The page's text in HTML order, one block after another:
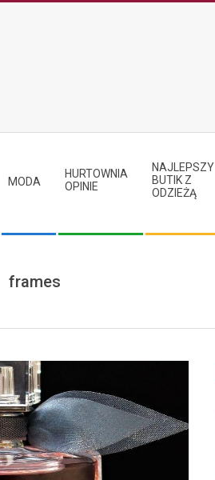
MODA
HURTOWNIA
OPINIE
NAJLEPSZY
BUTIK Z
ODZIEŻĄ
frames